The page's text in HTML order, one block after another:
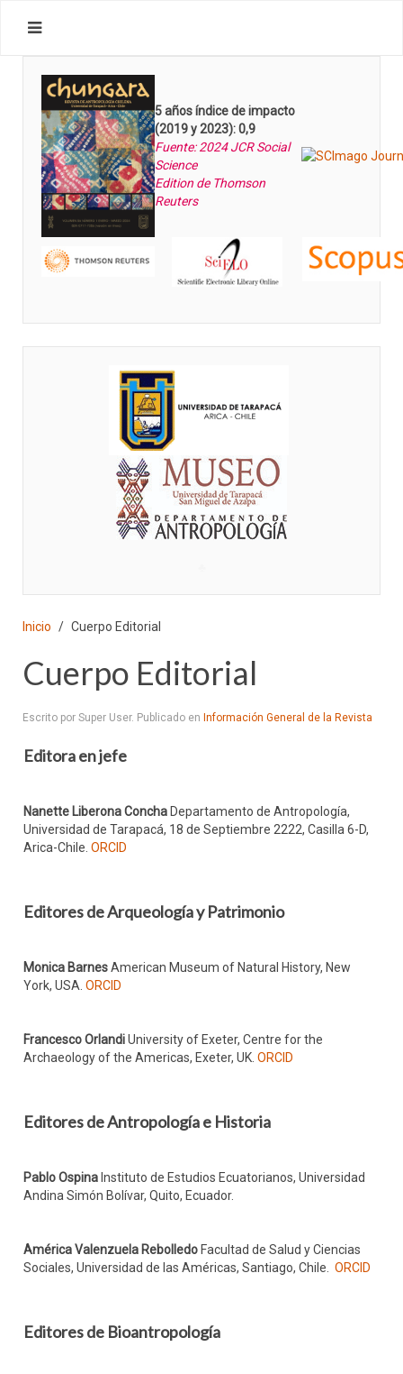
5 años índice de impacto
(2019 y 2023): 0,9
Fuente: 2024 JCR Social
Science
Edition de Thomson
Reuters
Inicio Cuerpo Editorial
Cuerpo Editorial
Escrito por Super User. Publicado en Información General de la Revista
Editora en jefe
Nanette Liberona Concha Departamento de Antropología,
Universidad de Tarapacá, 18 de Septiembre 2222, Casilla 6-D,
Arica-Chile. ORCID
Editores de Arqueología y Patrimonio
Monica BarnesAmerican Museum of Natural History, New
York, USA. ORCID
Francesco OrlandiUniversity of Exeter, Centre for the
Archaeology of the Americas, Exeter, UK. ORCID
Editores de Antropología e Historia
Pablo Ospina Instituto de Estudios Ecuatorianos, Universidad
Andina Simón Bolívar, Quito, Ecuador.
América Valenzuela Rebolledo Facultad de Salud y Ciencias
Sociales, Universidad de las Américas, Santiago, Chile. ORCID
Editores de Bioantropología